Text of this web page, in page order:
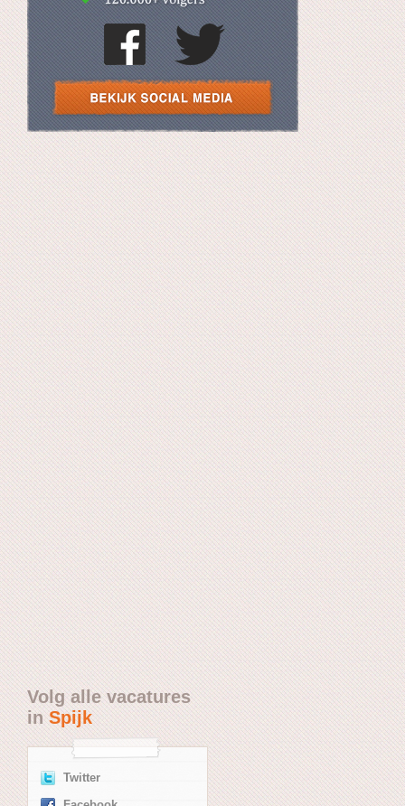
Volg alle vacatures
inSpijk
Twitter